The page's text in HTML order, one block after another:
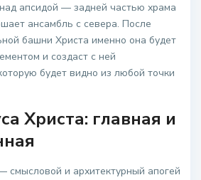
апсидой — задней частью храма
ансамбль с севера. После
башни Христа именно она будет
и создаст с ней
будет видно из любой точки
Христа: главная и
смысловой и архитектурный апогей